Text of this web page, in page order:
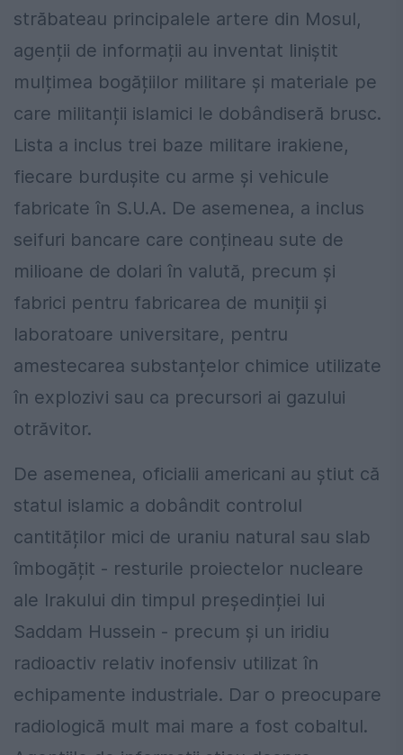
străbateau principalele artere din Mosul,
agenții de informații au inventat liniștit
mulțimea bogățiilor militare și materiale pe
care militanții islamici le dobândiseră brusc.
Lista a inclus trei baze militare irakiene,
fiecare burdușite cu arme și vehicule
fabricate în S.U.A. De asemenea, a inclus
seifuri bancare care conțineau sute de
milioane de dolari în valută, precum și
fabrici pentru fabricarea de muniții și
laboratoare universitare, pentru
amestecarea substanțelor chimice utilizate
în explozivi sau ca precursori ai gazului
otrăvitor.
De asemenea, oficialii americani au știut că
statul islamic a dobândit controlul
cantităților mici de uraniu natural sau slab
îmbogățit - resturile proiectelor nucleare
ale Irakului din timpul președinției lui
Saddam Hussein - precum și un iridiu
radioactiv relativ inofensiv utilizat în
echipamente industriale. Dar o preocupare
radiologică mult mai mare a fost cobaltul.